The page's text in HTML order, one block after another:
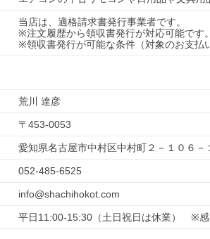
当店は、適格請求書発行事業者です。
※注文履歴から領収書発行が対応可能です。
※領収書発行が可能な条件（対象のお支払
荒川 達彦
〒 453-0053
愛知県名古屋市中村区中村町２－１０６－
052-485-6525
info@shachihokot.com
平日11:00-15:30（土日祝日は休業）　※